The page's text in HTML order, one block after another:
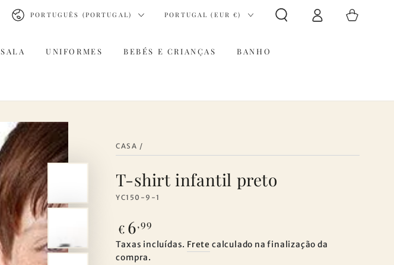
SALA UNIFORMES BEBÉS E CRIANÇAS BANHO
IdiomaPORTUGUÊS (PORTUGAL) País/região
PORTUGAL (EUR €)
sessão
Carrinho
CASA /
T-shirt infantil preto
YC150-9-1
Preço
regular
€ 6,99
Taxas incluídas. Frete calculado na finalização da
compra.